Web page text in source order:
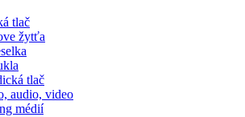
tlač
žytťa
tlač
audio, video
médií